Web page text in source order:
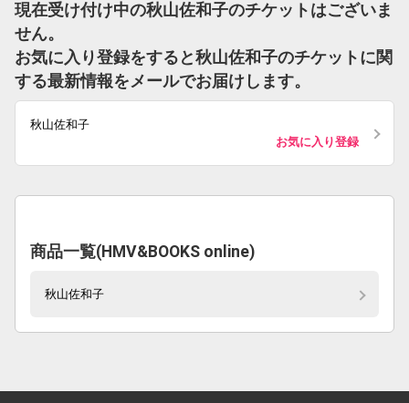
現在受け付け中の秋山佐和子のチケットはございま
せん。
お気に入り登録をすると秋山佐和子のチケットに関
する最新情報をメールでお届けします。
秋山佐和子
お気に入り登録
商品一覧(HMV&BOOKS online)
秋山佐和子